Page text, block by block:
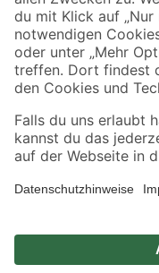
Alle Preisangaben in EUR inkl.
Umständen nicht in allen Märkten
sich auf den unter "Mein Markt"
*Paketversand ab 59 €
fallen zusätzliche Versandkosten an.